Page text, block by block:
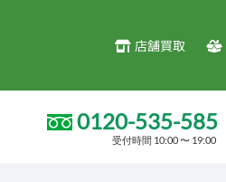
店舗買取
0120-535-585
受付時間 10:00 〜 19:00